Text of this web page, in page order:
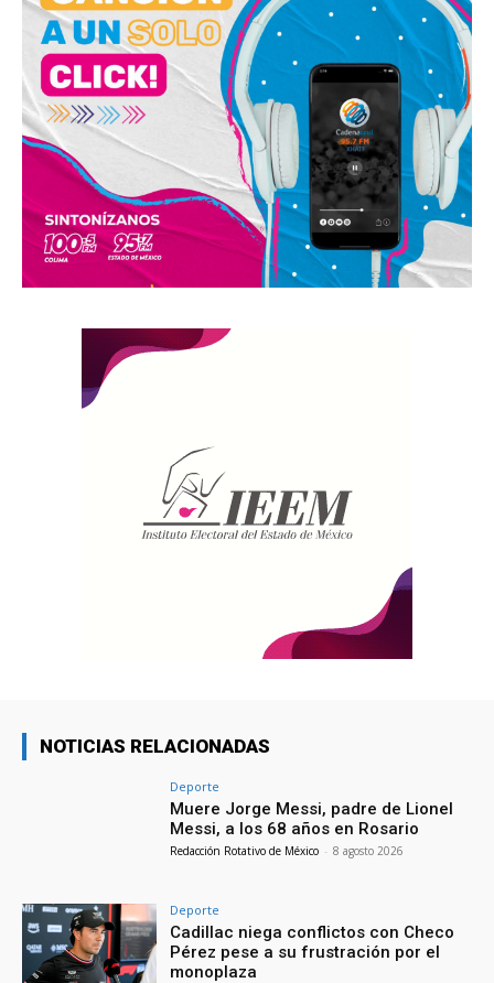
NOTICIAS RELACIONADAS
Deporte
Muere Jorge Messi, padre de Lionel
Messi, a los 68 años en Rosario
Redacción Rotativo de México - 8 agosto 2026
Deporte
Cadillac niega conflictos con Checo
Pérez pese a su frustración por el
monoplaza